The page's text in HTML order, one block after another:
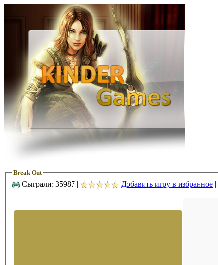
Break Out
Сыграли: 35987 | Добавить игру в избранное |